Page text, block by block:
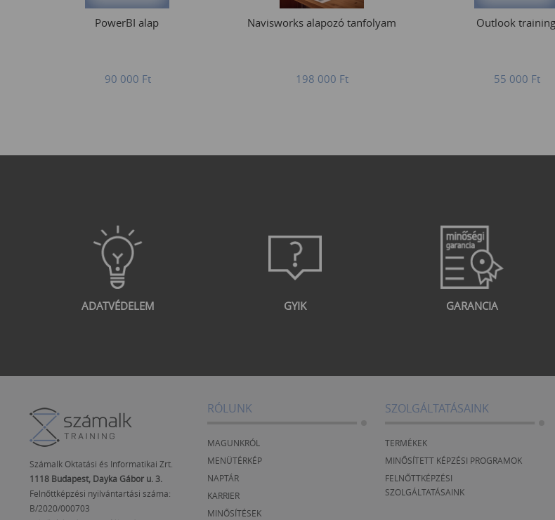
PowerBI alap
90 000 Ft
Navisworks alapozó tanfolyam
198 000 Ft
Outlook training
55 000 Ft
ADATVÉDELEM GYIK GARANCIA
Számalk Oktatási és Informatikai Zrt.
1118 Budapest, Dayka Gábor u. 3.
Felnőttképzési nyilvántartási száma:
B/2020/000703
RÓLUNK
MAGUNKRÓL
MENÜTÉRKÉP
NAPTÁR
KARRIER
MINŐSÍTÉSEK
SZOLGÁLTATÁSAINK
TERMÉKEK
MINŐSÍTETT KÉPZÉSI PROGRAMOK
FELNŐTTKÉPZÉSI
SZOLGÁLTATÁSAINK